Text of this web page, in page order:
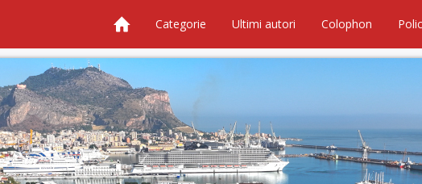
Categorie Ultimi autori Colophon